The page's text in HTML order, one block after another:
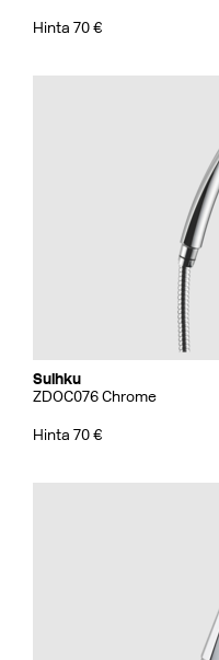
Hinta 70 €
Suihku
ZDOC076 Chrome
Hinta 70 €